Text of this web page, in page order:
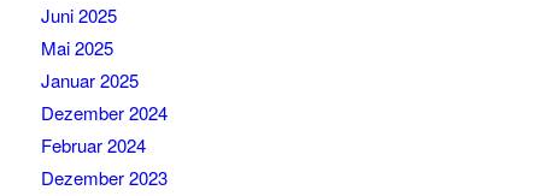
Juni 2025
Mai 2025
Januar 2025
Dezember 2024
Februar 2024
Dezember 2023